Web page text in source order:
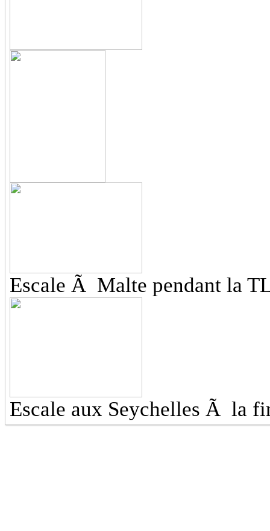
Escale Ã Malte pendant la
Escale aux Seychelles Ã la